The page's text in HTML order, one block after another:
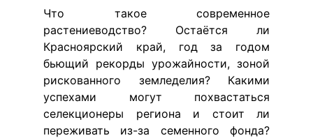
Что такое современное
растениеводство? Остаётся ли
Красноярский край, год за годом
бьющий рекорды урожайности, зоной
рискованного земледелия? Какими
успехами могут похвастаться
селекционеры региона и стоит ли
переживать из-за семенного фонда?